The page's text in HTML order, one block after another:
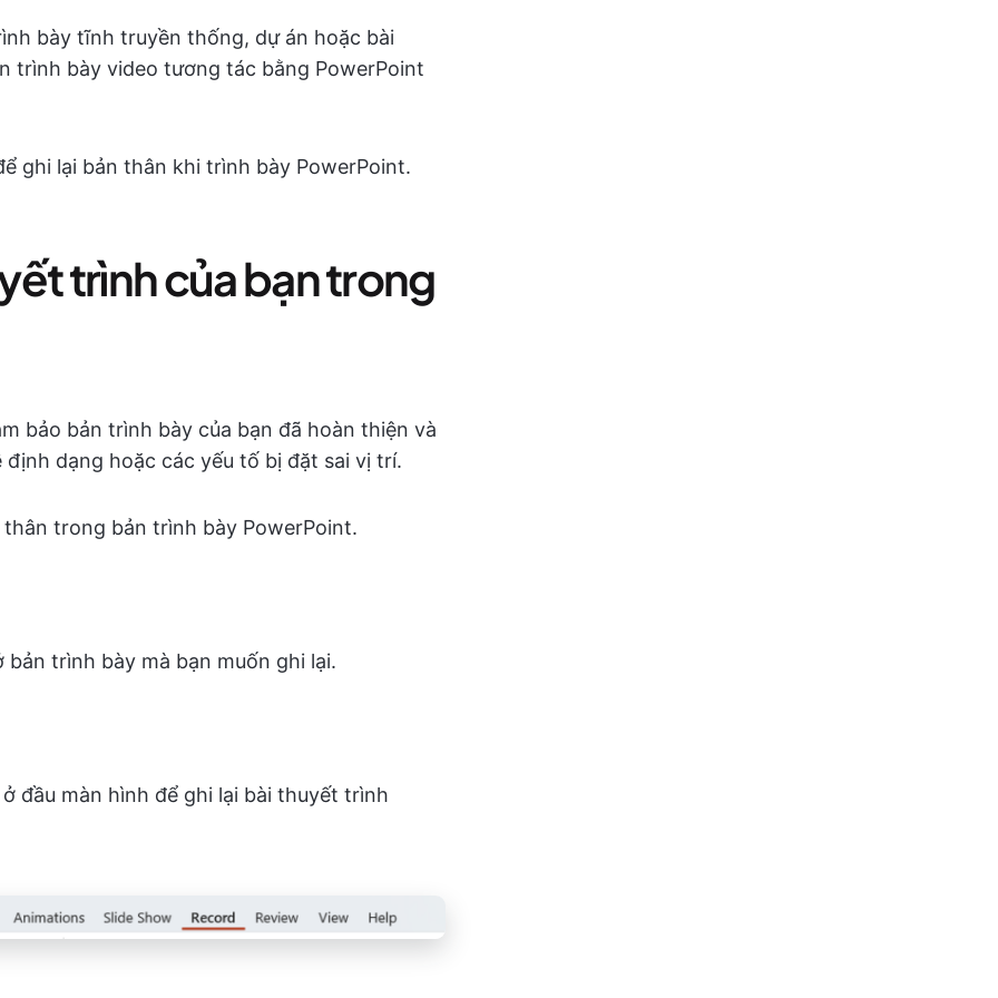
bày tĩnh truyền thống, dự án hoặc bài
trình bày video tương tác bằng PowerPoint
ghi lại bản thân khi trình bày PowerPoint.
trình của bạn trong
bảo bản trình bày của bạn đã hoàn thiện và
dạng hoặc các yếu tố bị đặt sai vị trí.
trong bản trình bày PowerPoint.
trình bày mà bạn muốn ghi lại.
đầu màn hình để ghi lại bài thuyết trình